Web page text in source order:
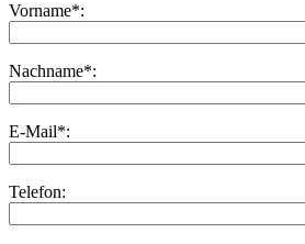
Vorname*:
Nachname*:
E-Mail*:
Telefon: